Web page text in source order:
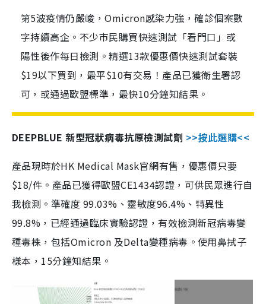
第5波疫情仍嚴峻，Omicron感染力強，確診個案數
字持續高企。不少市民購買快速測試「看門口」或
陽性後作每日檢測。精選13款優惠價快速測試套裝
$19以下買到，最平$10有交易！產品已獲衛生署認
可，或通過歐盟標準，最快10分鐘知結果。
DEEPBLUE 新型冠狀病毒抗原檢測試劑 >>按此選購<<
產品現時於HK Medical Mask官網有售，優惠價只要
$18/件。產品已獲得歐盟CE1434認證，可供民眾進行自
我檢測。準確度 99.03%、靈敏度96.4%、特異性
99.8%，已經通過臨床實驗認證，有效檢測新冠病毒變
種毒株，包括Omicron 及Delta變種病毒。使用鼻拭子
樣本，15分鐘知結果。